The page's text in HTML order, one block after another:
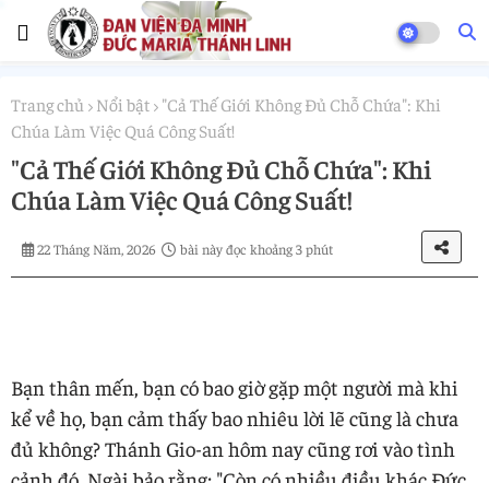
Trang chủ Nổi bật "Cả Thế Giới Không Đủ Chỗ Chứa": Khi
Chúa Làm Việc Quá Công Suất!
"Cả Thế Giới Không Đủ Chỗ Chứa": Khi
Chúa Làm Việc Quá Công Suất!
22 Tháng Năm, 2026 bài này đọc khoảng 3 phút
Bạn thân mến, bạn có bao giờ gặp một người mà khi
kể về họ, bạn cảm thấy bao nhiêu lời lẽ cũng là chưa
đủ không? Thánh Gio-an hôm nay cũng rơi vào tình